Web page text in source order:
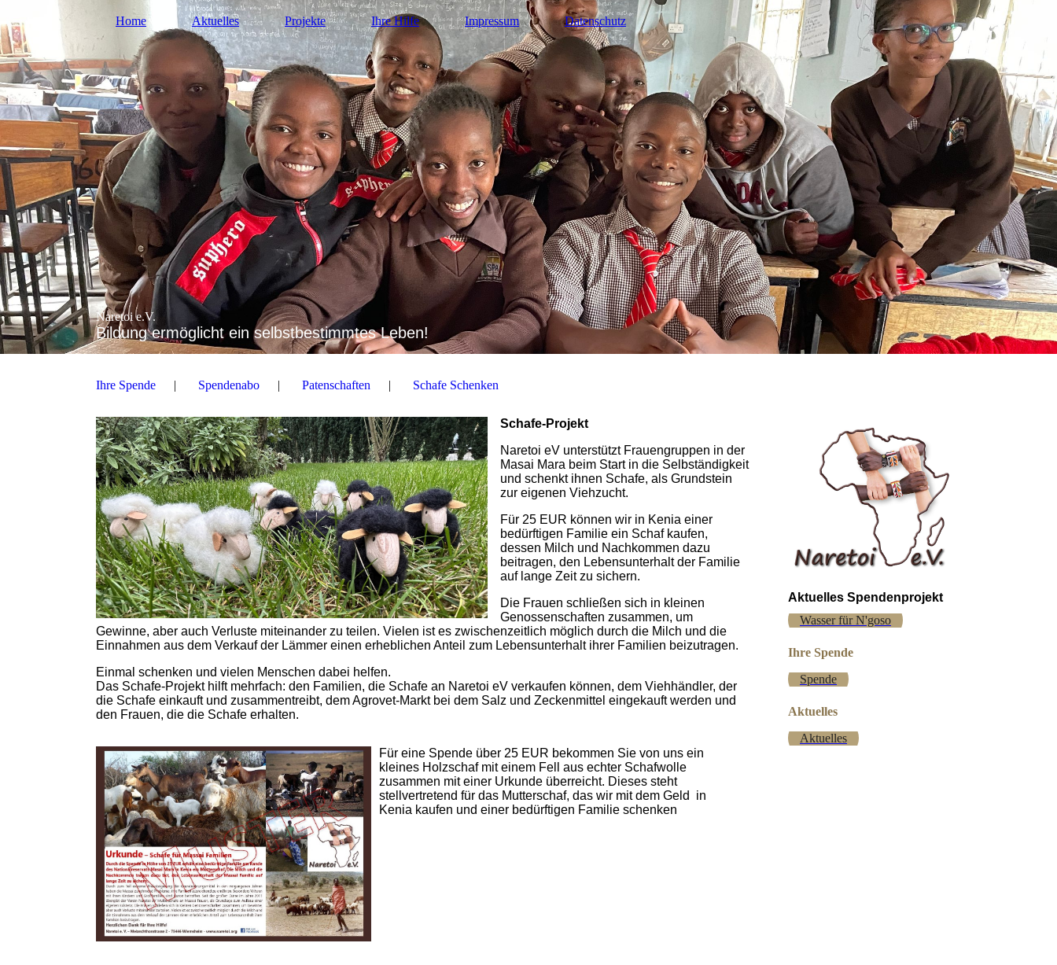
Home Aktuelles Projekte Ihre Hilfe Impressum Datenschutz
Naretoi e.V.
Bildung ermöglicht ein selbstbestimmtes Leben!
Ihre Spende Spendenabo Patenschaften Schafe Schenken
Schafe-Projekt
Naretoi eV unterstützt Frauengruppen in der
Masai Mara beim Start in die Selbständigkeit
und schenkt ihnen Schafe, als Grundstein
zur eigenen Viehzucht.
Für 25 EUR können wir in Kenia einer
bedürftigen Familie ein Schaf kaufen,
dessen Milch und Nachkommen dazu
beitragen, den Lebensunterhalt der Familie
auf lange Zeit zu sichern.
Die Frauen schließen sich in kleinen
Genossenschaften zusammen, um
Gewinne, aber auch Verluste miteinander zu teilen. Vielen ist es zwischenzeitlich möglich durch die Milch und die
Einnahmen aus dem Verkauf der Lämmer einen erheblichen Anteil zum Lebensunterhalt ihrer Familien beizutragen.
Einmal schenken und vielen Menschen dabei helfen.
Das Schafe-Projekt hilft mehrfach: den Familien, die Schafe an Naretoi eV verkaufen können, dem Viehhändler, der
die Schafe einkauft und zusammentreibt, dem Agrovet-Markt bei dem Salz und Zeckenmittel eingekauft werden und
den Frauen, die die Schafe erhalten.
Für eine Spende über 25 EUR bekommen Sie von uns ein
kleines Holzschaf mit einem Fell aus echter Schafwolle
zusammen mit einer Urkunde überreicht. Dieses steht
stellvertretend für das Mutterschaf, das wir mit dem Geld in
Kenia kaufen und einer bedürftigen Familie schenken
Aktuelles Spendenprojekt
Wasser für N'goso
Ihre Spende
Spende
Aktuelles
Aktuelles